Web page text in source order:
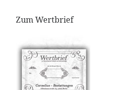
Zum Wertbrief